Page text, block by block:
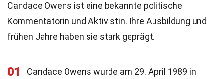
Candace Owens ist eine bekannte politische
Kommentatorin und Aktivistin. Ihre Ausbildung und
frühen Jahre haben sie stark geprägt.
01
Candace Owens wurde am 29. April 1989 in